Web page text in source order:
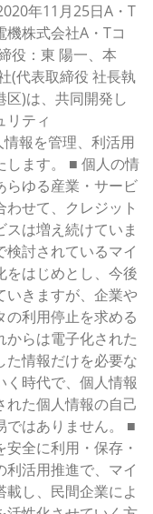
年11月25日A・T
株式会社A・Tコ
役：東 陽一、本
(代表取締役 社長執
)は、共同開発し
リティ
情報を管理、利活用
します。 ■ 個人の情
らゆる産業・サービ
せて、クレジット
は増え続けていま
討されているマイ
をはじめとし、今後
いきますが、企業や
利用停止を求める
らは電子化された
た情報だけを必要な
時代で、個人情報
た個人情報の自己
ではありません。 ■
全に利用・保存・
活用推進で、マイ
し、民間企業によ